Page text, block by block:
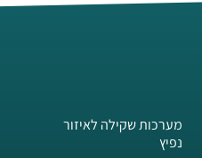
מערכות שקילה לאיזור
נפיץ